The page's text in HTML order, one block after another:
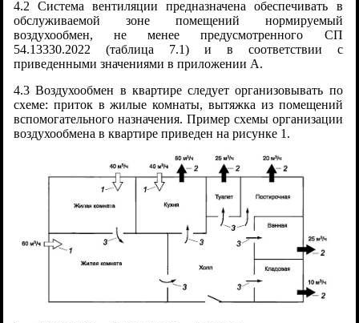
4.2 Система вентиляции предназначена обеспечивать в
обслуживаемой зоне помещений нормируемый
воздухообмен, не менее предусмотренного СП
54.13330.2022 (таблица 7.1) и в соответствии с
приведенными значениями в приложении А.
4.3 Воздухообмен в квартире следует организовывать по
схеме: приток в жилые комнаты, вытяжка из помещений
вспомогательного назначения. Пример схемы организации
воздухообмена в квартире приведен на рисунке 1.